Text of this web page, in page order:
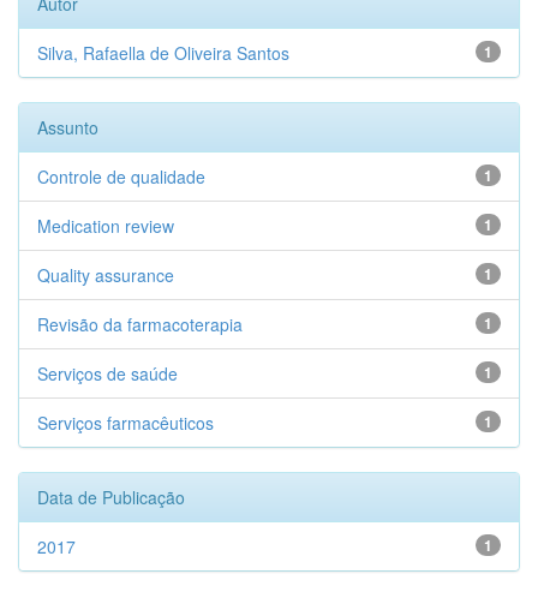
1
Silva, Rafaella de Oliveira Santos
Assunto
1
Controle de qualidade
1
Medication review
1
Quality assurance
1
Revisão da farmacoterapia
1
Serviços de saúde
1
Serviços farmacêuticos
Data de Publicação
1
2017